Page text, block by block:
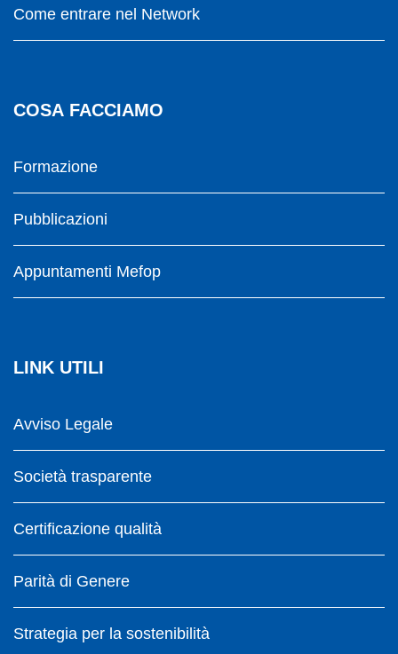
Come entrare nel Network
COSA FACCIAMO
Formazione
Pubblicazioni
Appuntamenti Mefop
LINK UTILI
Avviso Legale
Società trasparente
Certificazione qualità
Parità di Genere
Strategia per la sostenibilità